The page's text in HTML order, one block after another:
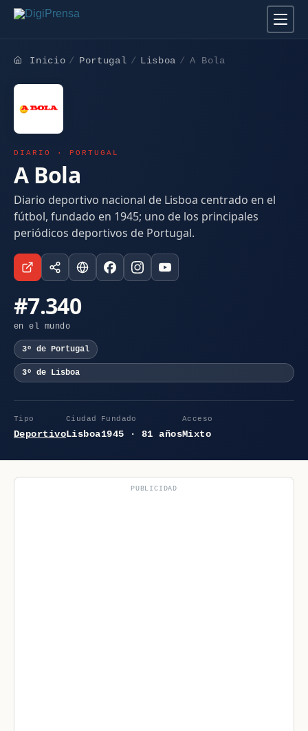
Inicio Portugal Lisboa A Bola
DIARIO · PORTUGAL
A Bola
Diario deportivo nacional de Lisboa centrado en el
fútbol, fundado en 1945; uno de los principales
periódicos deportivos de Portugal.
#7.340
en el mundo
3º de Portugal
3º de Lisboa
Tipo
Deportivo
Ciudad
Lisboa
Fundado
1945 · 81 años
Acceso
Mixto
PUBLICIDAD